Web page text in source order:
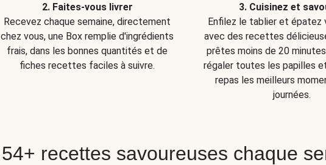
2. Faites-vous livrer
Recevez chaque semaine, directement
chez vous, une Box remplie d'ingrédients
frais, dans les bonnes quantités et de
fiches recettes faciles à suivre.
3. Cuisinez et
Enfilez le tablier et épatez
avec des recettes
prêtes moins de 20
régaler toutes les papilles
repas les meilleurs
journées.
54+ recettes savoureuses chaque